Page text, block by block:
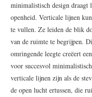
minimalistisch design draagt
openheid. Verticale lijnen
te vullen. Ze leiden de blik
van de ruimte te begrijpen.
omringende leegte creëert
voor succesvol
verticale lijnen zijn als de
de open lucht ertussen, die